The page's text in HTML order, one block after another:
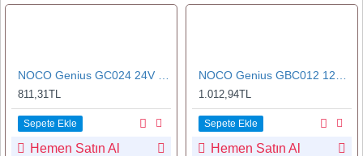
811,31TL
Sepete Ekle
Hemen Satın Al
1.012,94TL
Sepete Ekle
Hemen Satın Al